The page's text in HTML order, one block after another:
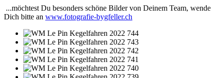
...möchtest Du besonders schöne Bilder von Deinem Team, wende
Dich bitte an www.fotografie-bygfeller.ch